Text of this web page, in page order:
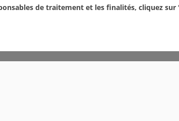
de traitement et les finalités, cliquez